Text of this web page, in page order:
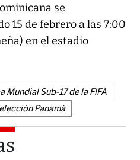
se
15 de febrero a las 7:00
en el estadio
Mundial Sub-17 de la FIFA
Panamá